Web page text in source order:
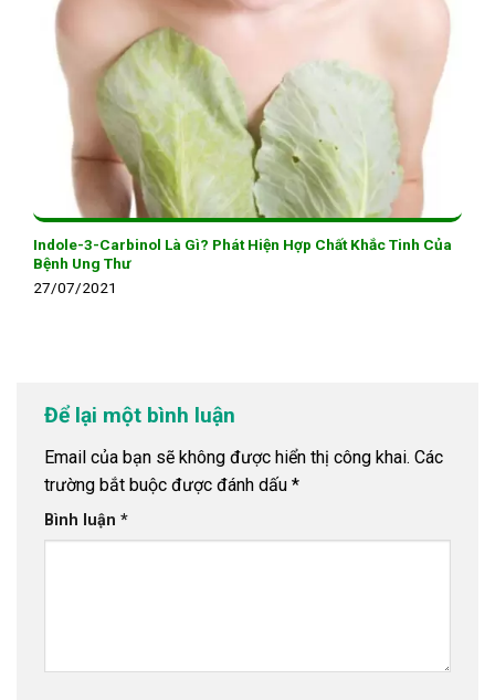
Indole-3-Carbinol Là Gì? Phát Hiện Hợp Chất Khắc Tinh Của
Bệnh Ung Thư
27/07/2021
Để lại một bình luận
Email của bạn sẽ không được hiển thị công khai. Các
trường bắt buộc được đánh dấu *
Bình luận *